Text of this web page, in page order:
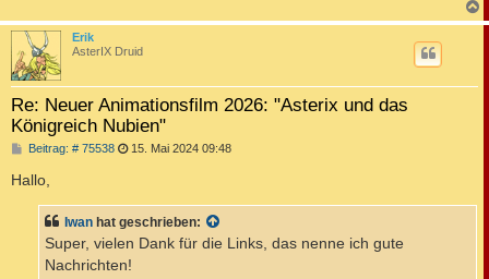
a
Erik
AsterIX Druid
Re: Neuer Animationsfilm 2026: "Asterix und das
Königreich Nubien"
Beitrag: # 75538B
r
a
15. Mai 2024 09:48
Hallo,
Iwan hat geschrieben:
Super, vielen Dank für die Links, das nenne ich gute
Nachrichten!